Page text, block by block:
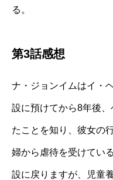
る。
第3話感想
ナ・ジョンイムはイ・
設に預けてから8年後
たことを知り、彼女の
婦から虐待を受けてい
設に戻りますが、児童